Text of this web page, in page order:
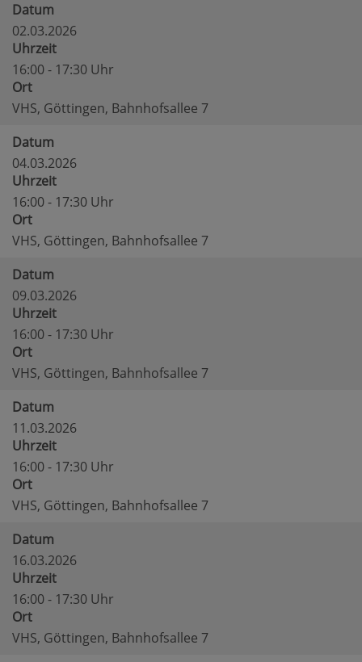
Datum
02.03.2026
Uhrzeit
16:00 - 17:30 Uhr
Ort
VHS, Göttingen, Bahnhofsallee 7
Datum
04.03.2026
Uhrzeit
16:00 - 17:30 Uhr
Ort
VHS, Göttingen, Bahnhofsallee 7
Datum
09.03.2026
Uhrzeit
16:00 - 17:30 Uhr
Ort
VHS, Göttingen, Bahnhofsallee 7
Datum
11.03.2026
Uhrzeit
16:00 - 17:30 Uhr
Ort
VHS, Göttingen, Bahnhofsallee 7
Datum
16.03.2026
Uhrzeit
16:00 - 17:30 Uhr
Ort
VHS, Göttingen, Bahnhofsallee 7